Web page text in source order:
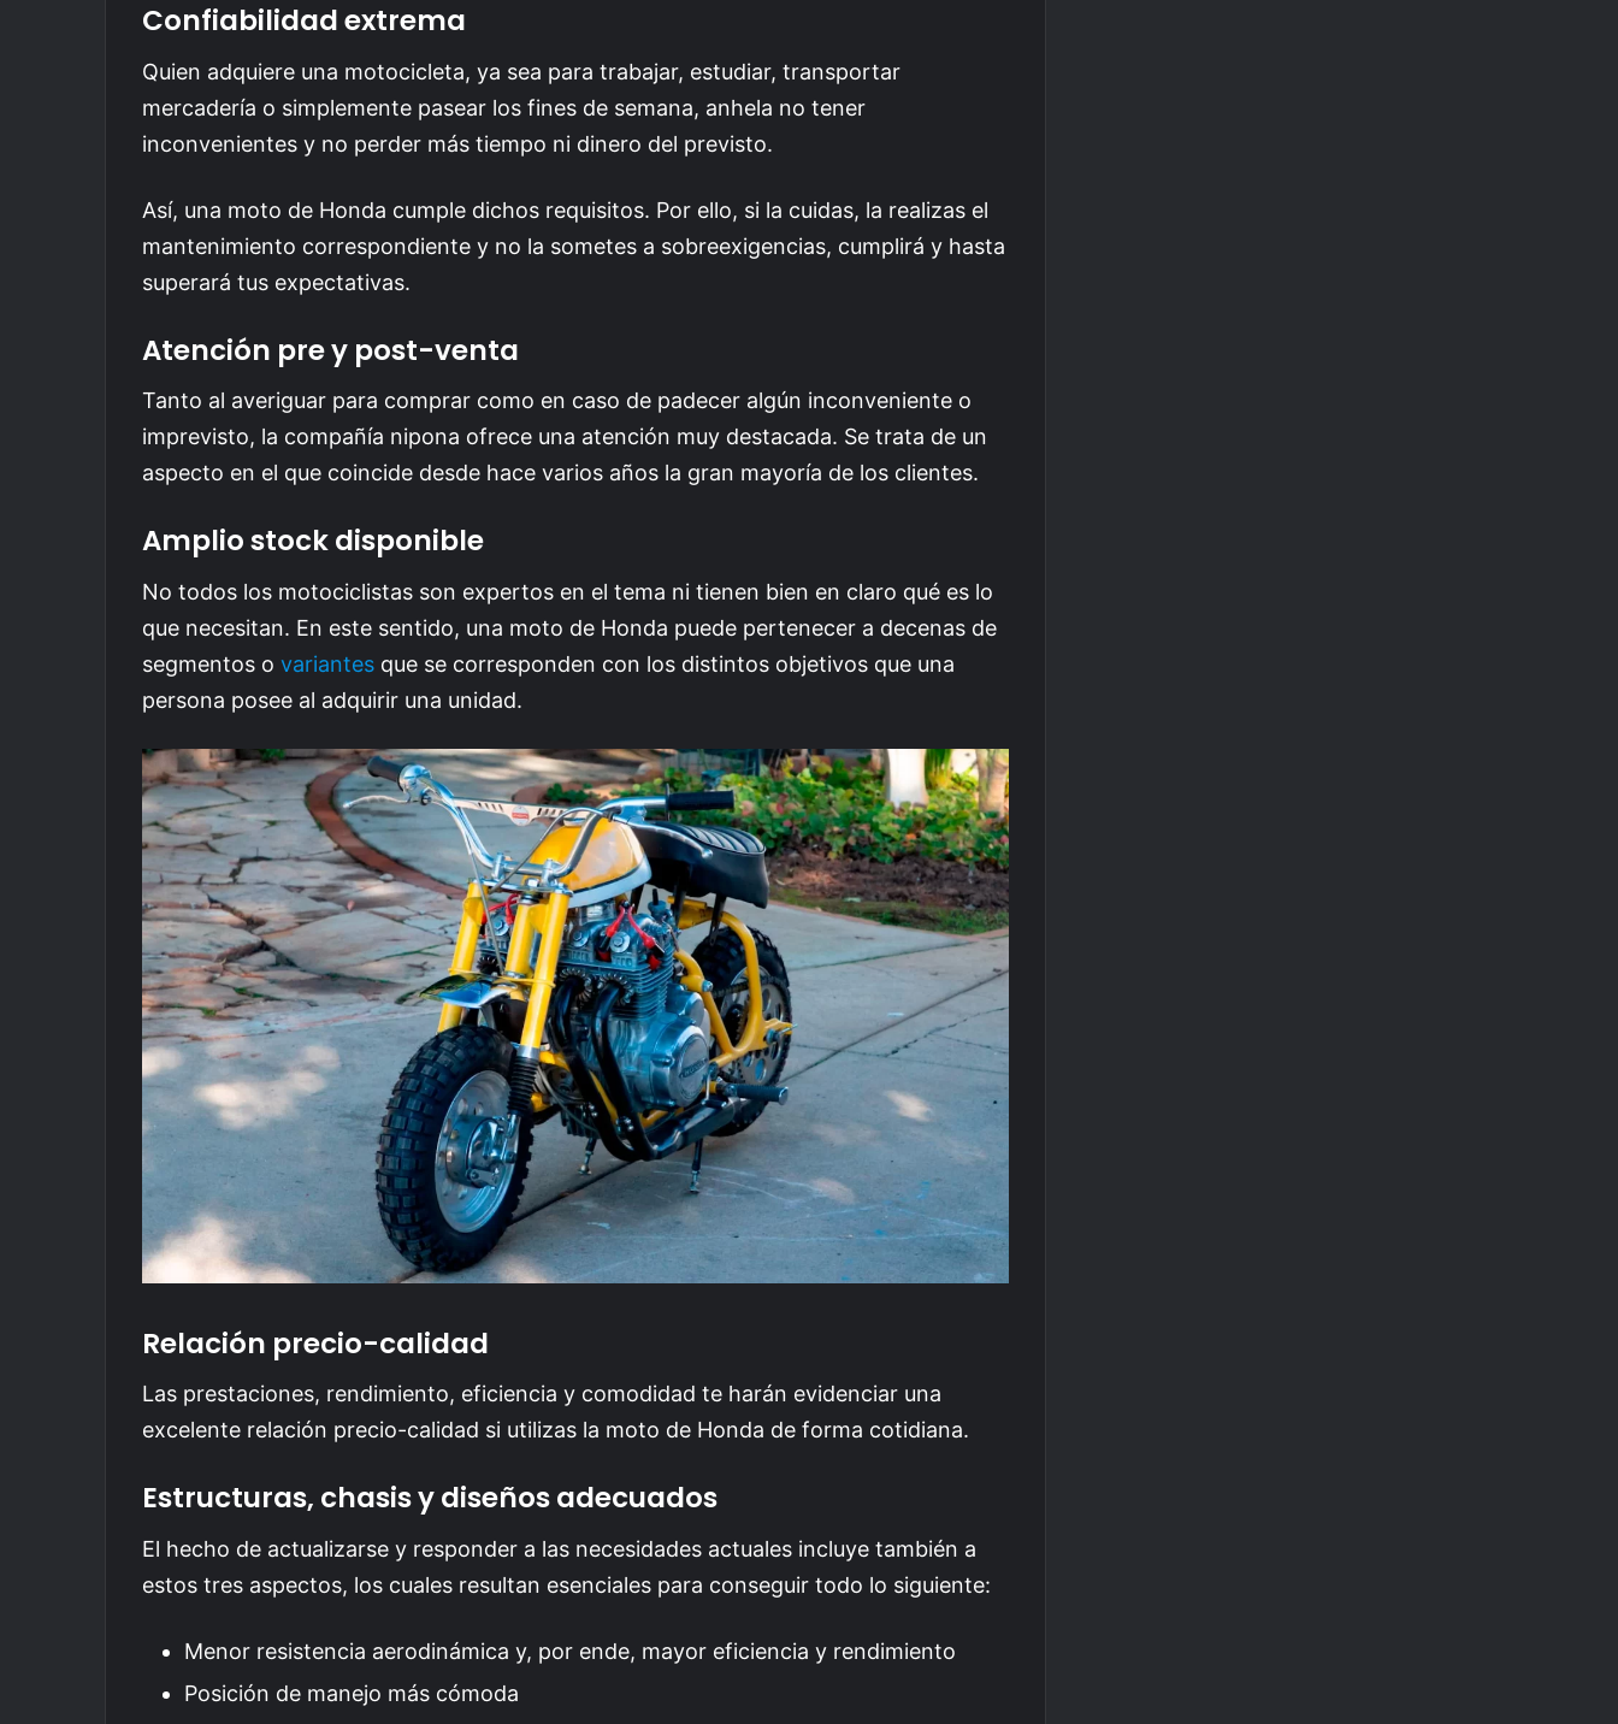
Confiabilidad extrema
Quien adquiere una motocicleta, ya sea para trabajar, estudiar, transportar
mercadería o simplemente pasear los fines de semana, anhela no tener
inconvenientes y no perder más tiempo ni dinero del previsto.
Así, una moto de Honda cumple dichos requisitos. Por ello, si la cuidas, la realizas el
mantenimiento correspondiente y no la sometes a sobreexigencias, cumplirá y hasta
superará tus expectativas.
Atención pre y post-venta
Tanto al averiguar para comprar como en caso de padecer algún inconveniente o
imprevisto, la compañía nipona ofrece una atención muy destacada. Se trata de un
aspecto en el que coincide desde hace varios años la gran mayoría de los clientes.
Amplio stock disponible
No todos los motociclistas son expertos en el tema ni tienen bien en claro qué es lo
que necesitan. En este sentido, una moto de Honda puede pertenecer a decenas de
segmentos o variantes que se corresponden con los distintos objetivos que una
persona posee al adquirir una unidad.
Relación precio-calidad
Las prestaciones, rendimiento, eficiencia y comodidad te harán evidenciar una
excelente relación precio-calidad si utilizas la moto de Honda de forma cotidiana.
Estructuras, chasis y diseños adecuados
El hecho de actualizarse y responder a las necesidades actuales incluye también a
estos tres aspectos, los cuales resultan esenciales para conseguir todo lo siguiente:
Menor resistencia aerodinámica y, por ende, mayor eficiencia y rendimiento
Posición de manejo más cómoda